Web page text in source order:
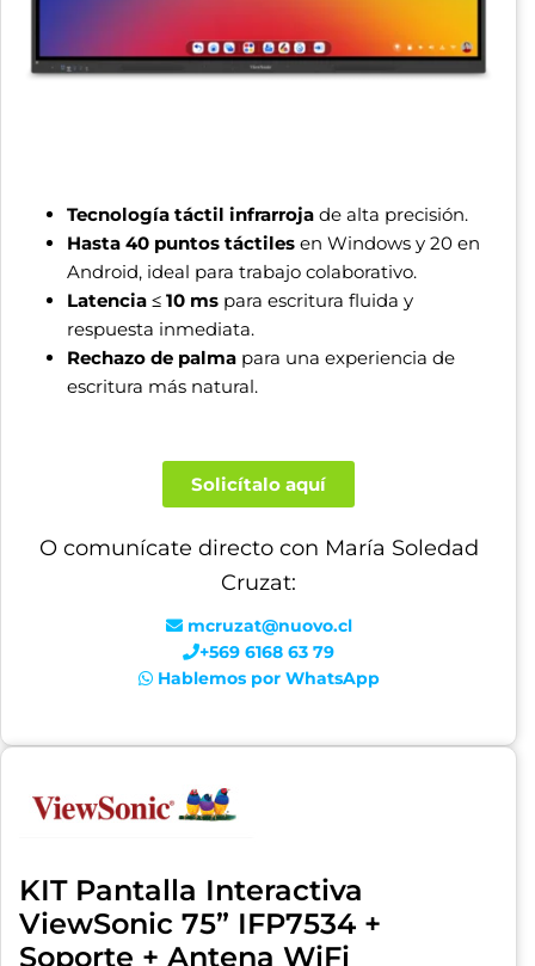
Tecnología táctil infrarroja de alta precisión.
Hasta 40 puntos táctiles en Windows y 20 en
Android, ideal para trabajo colaborativo.
Latencia ≤ 10 ms para escritura fluida y
respuesta inmediata.
Rechazo de palma para una experiencia de
escritura más natural.
Solicítalo aquí
O comunícate directo con María Soledad
Cruzat:
mcruzat@nuovo.cl
+569 6168 63 79
Hablemos por WhatsApp
KIT Pantalla Interactiva
ViewSonic 75” IFP7534 +
Soporte + Antena WiFi